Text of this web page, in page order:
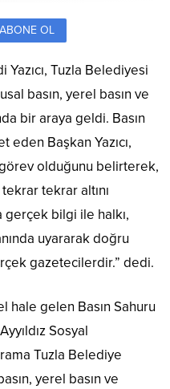
ABONE OL
Yazıcı, Tuzla Belediyesi
basın, yerel basın ve
bir araya geldi. Basın
eden Başkan Yazıcı,
olduğunu belirterek,
tekrar altını
bilgi ile halkı,
uyararak doğru
gazetecilerdir.” dedi.
hale gelen Basın Sahuru
Sosyal
Tuzla Belediye
yerel basın ve